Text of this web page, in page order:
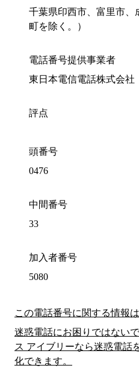
千葉県印西市、富里市、
町を除く。）
電話番号提供事業者
東日本電信電話株式会社
評点
頭番号
0476
中間番号
33
加入者番号
5080
この電話番号に関する情報
迷惑電話にお困りではない
ス アイブリーなら迷惑電話
化できます。